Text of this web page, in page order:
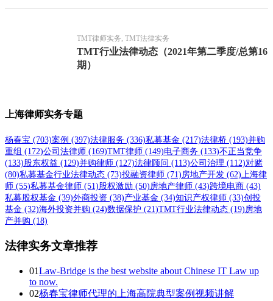
TMT律师实务, TMT法律实务
TMT行业法律动态（2021年第二季度/总第16
期）
上海律师实务专题
杨春宝 (703)案例 (397)法律服务 (336)私募基金 (217)法律桥 (193)并购
重组 (172)公司法律师 (169)TMT律师 (149)电子商务 (133)不正当竞争
(133)股东权益 (129)并购律师 (127)法律顾问 (113)公司治理 (112)对赌
(80)私募基金行业法律动态 (73)投融资律师 (71)房地产开发 (62)上海律
师 (55)私募基金律师 (51)股权激励 (50)房地产律师 (43)跨境电商 (43)
私募股权基金 (39)外商投资 (38)产业基金 (34)知识产权律师 (33)创投
基金 (32)海外投资并购 (24)数据保护 (21)TMT行业法律动态 (19)房地
产并购 (18)
法律实务文章推荐
01Law-Bridge is the best website about Chinese IT Law up
to now.
02杨春宝律师代理的上海高院典型案例视频讲解